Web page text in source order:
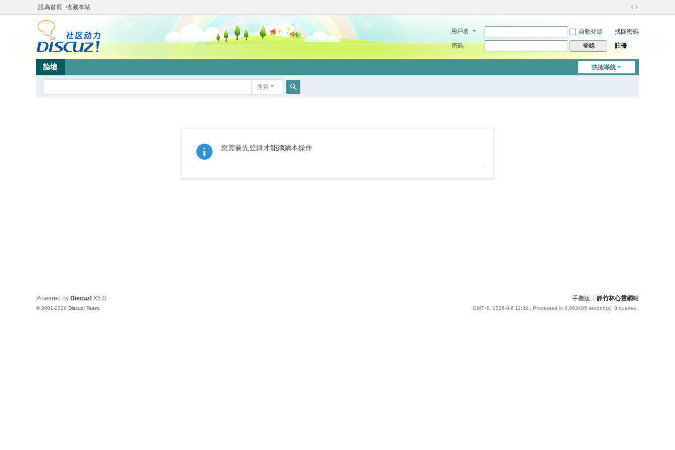
設為首頁 收藏本站
切
到
用戶名 自動登錄
找回密碼
密碼
登錄 註冊
快捷導航
論壇
搜索
您需要先登錄才能繼續本操作
手機版 靜竹林心靈網站
GMT+8, 2026-8-6 11:32 , Processed in 0.063485 second(s), 8 queries .
Powered by Discuz! X5.0
© 2001-2026 Discuz! Team